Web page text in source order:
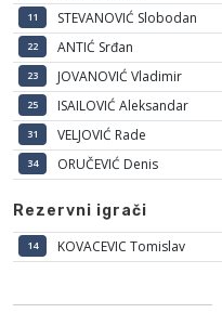
11 STEVANOVIĆ Slobodan
22 ANTIĆ Srđan
23 JOVANOVIĆ Vladimir
25 ISAILOVIĆ Aleksandar
31 VELJOVIĆ Rade
34 ORUČEVIĆ Denis
Rezervni igrači
14 KOVACEVIC Tomislav